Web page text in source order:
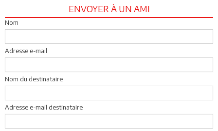
ENVOYER À UN AMI
Nom
Adresse e-mail
Nom du destinataire
Adresse e-mail destinataire